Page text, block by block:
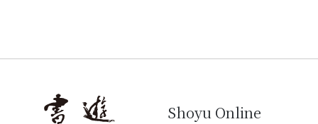
Shoyu Online